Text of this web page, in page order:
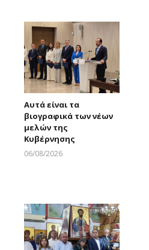
Αυτά είναι τα
βιογραφικά των νέων
μελών της
Κυβέρνησης
06/08/2026